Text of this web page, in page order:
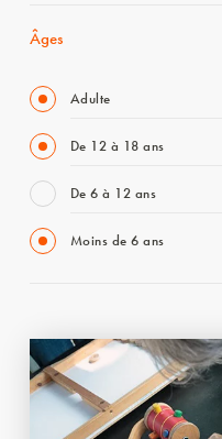
Âges
Adulte
De 12 à 18 ans
De 6 à 12 ans
Moins de 6 ans